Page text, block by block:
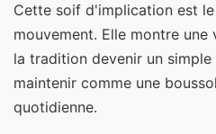
Cette soif d'implication est
mouvement. Elle montre
la tradition devenir un
maintenir comme une
quotidienne.